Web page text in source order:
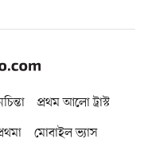
প্রথম আলো ট্রাস্ট
মোবাইল ভ্যাস